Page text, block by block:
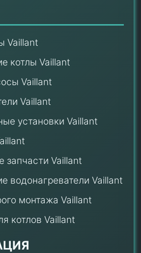
Vaillant
котлы Vaillant
Vaillant
Vaillant
установки Vaillant
запчасти Vaillant
водонагреватели Vaillant
монтажа Vaillant
котлов Vaillant